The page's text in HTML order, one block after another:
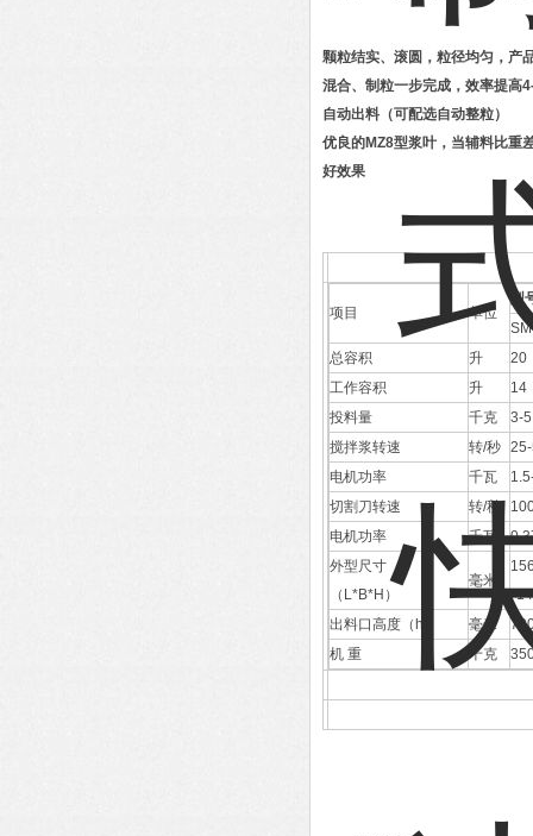
颗粒结实、滚圆，粒径均匀，产
混合、制粒一步完成，效率提高
自动出料（可配选自动整粒）
优良的MZ8型浆叶，当辅料比重
好效果
项目 单位
型
总容积
升
20
工作容积
升
14
投料量
千克
3-5
搅拌浆转速
转/秒
电机功率
千瓦
切割刀转速
转/秒
电机功率
千瓦
外型尺寸
（L*B*H）
毫米
出料口高度（h）
毫米
机 重
千克